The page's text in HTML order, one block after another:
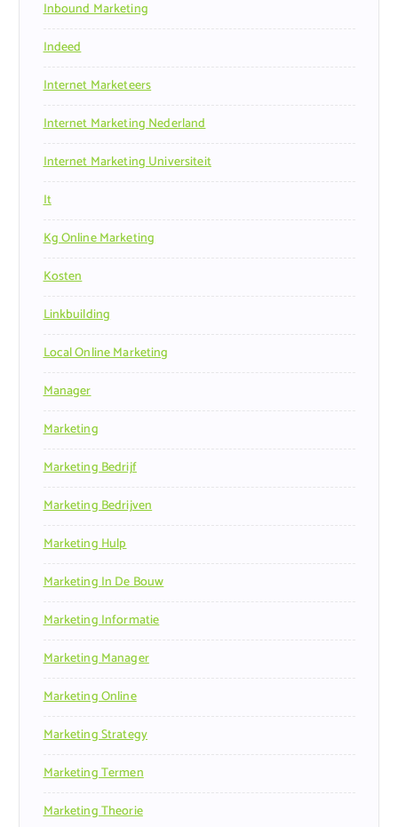
Inbound Marketing
Indeed
Internet Marketeers
Internet Marketing Nederland
Internet Marketing Universiteit
It
Kg Online Marketing
Kosten
Linkbuilding
Local Online Marketing
Manager
Marketing
Marketing Bedrijf
Marketing Bedrijven
Marketing Hulp
Marketing In De Bouw
Marketing Informatie
Marketing Manager
Marketing Online
Marketing Strategy
Marketing Termen
Marketing Theorie